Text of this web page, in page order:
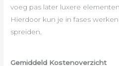
voeg pas later luxere
Hierdoor kun je in fases
spreiden.
Gemiddeld Kostenoverzicht